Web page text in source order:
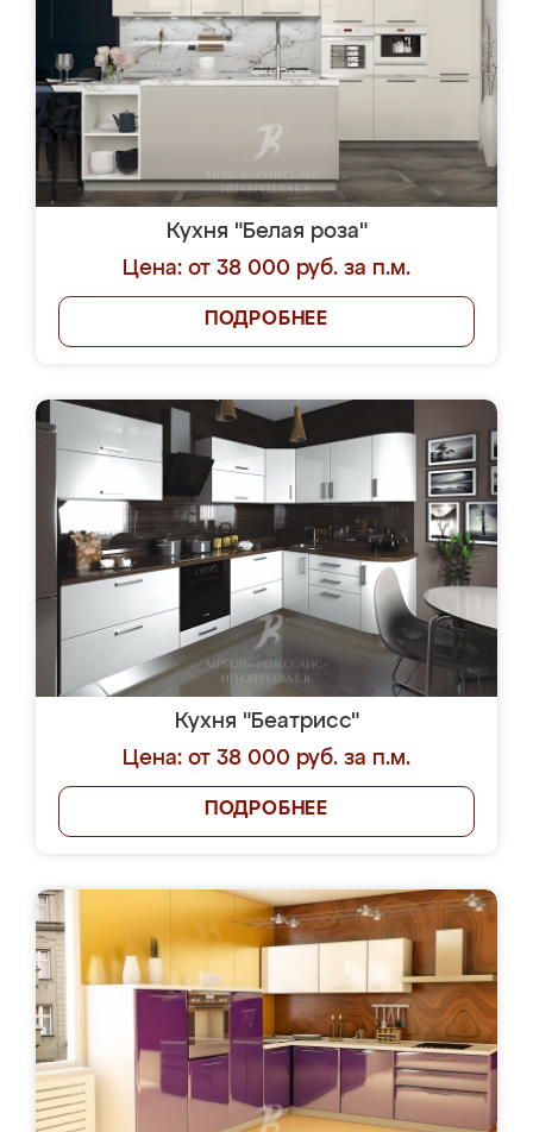
Кухня "Белая роза"
Цена: от 38 000 руб. за п.м.
ПОДРОБНЕЕ
Кухня "Беатрисс"
Цена: от 38 000 руб. за п.м.
ПОДРОБНЕЕ